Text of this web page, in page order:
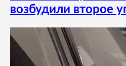
возбудили второе